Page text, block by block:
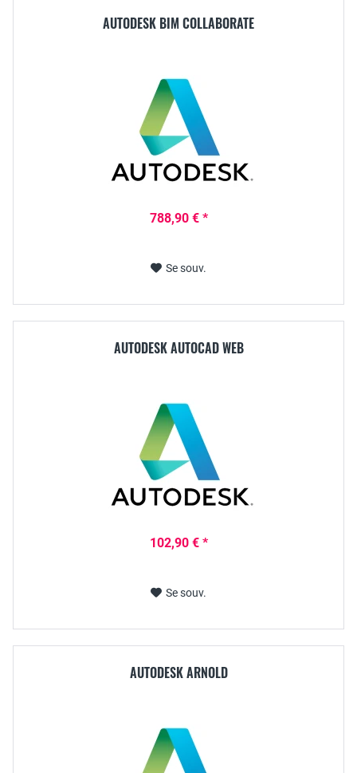
AUTODESK BIM COLLABORATE
788,90 € *
Se souv.
AUTODESK AUTOCAD WEB
102,90 € *
Se souv.
AUTODESK ARNOLD